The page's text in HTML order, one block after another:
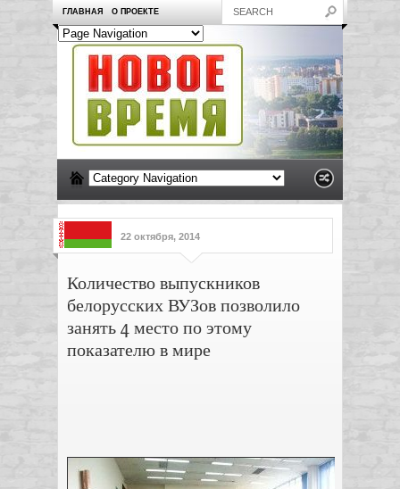
ГЛАВНАЯ О ПРОЕКТЕ
22 октября, 2014
Количество выпускников
белорусских ВУЗов позволило
занять 4 место по этому
показателю в мире